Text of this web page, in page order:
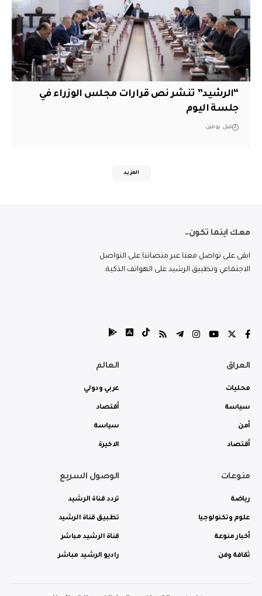
“الرشيد” تنشر نص قرارات مجلس الوزراء في
جلسة اليوم
قبل يومين
المزيد
معك اينما تكون..
ابقى على تواصل معنا عبر منصاتنا على التواصل
الاجتماعي وتطبيق الرشيد على الهواتف الذكية.
العراق
محليات
سياسة
أمن
أقتصاد
العالم
عربي ودولي
أقتصاد
سياسة
الاخيرة
منوعات
رياضة
علوم وتكنولوجيا
أخبار منوعة
ثقافة وفن
الوصول السريع
تردد قناة الرشيد
تطبيق قناة الرشيد
قناة الرشيد مباشر
راديو الرشيد مباشر